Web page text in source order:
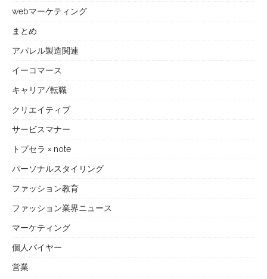
webマーケティング
まとめ
アパレル製造関連
イーコマース
キャリア/転職
クリエイティブ
サービスマナー
トプセラ × note
パーソナルスタイリング
ファッション教育
ファッション業界ニュース
マーケティング
個人バイヤー
営業